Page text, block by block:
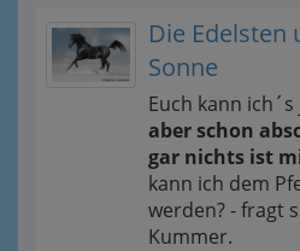
Die Edelsten
Sonne
Euch kann ich´s
aber schon
gar nichts ist
kann ich dem
werden? - fragt
Kummer.